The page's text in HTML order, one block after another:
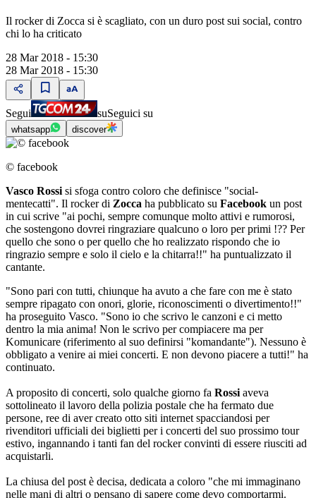
Il rocker di Zocca si è scagliato, con un duro post sui social, contro
chi lo ha criticato
28 Mar 2018 - 15:30
28 Mar 2018 - 15:30
Segui suSeguici su
whatsapp discover
© facebook
Vasco Rossi si sfoga contro coloro che definisce "social-
mentecatti". Il rocker di Zocca ha pubblicato su Facebook un post
in cui scrive "ai pochi, sempre comunque molto attivi e rumorosi,
che sostengono dovrei ringraziare qualcuno o loro per primi !?? Per
quello che sono o per quello che ho realizzato rispondo che io
ringrazio sempre e solo il cielo e la chitarra!!" ha puntualizzato il
cantante.
"Sono pari con tutti, chiunque ha avuto a che fare con me è stato
sempre ripagato con onori, glorie, riconoscimenti o divertimento!!"
ha proseguito Vasco. "Sono io che scrivo le canzoni e ci metto
dentro la mia anima! Non le scrivo per compiacere ma per
Komunicare (riferimento al suo definirsi "komandante"). Nessuno è
obbligato a venire ai miei concerti. E non devono piacere a tutti!" ha
continuato.
A proposito di concerti, solo qualche giorno fa Rossi aveva
sottolineato il lavoro della polizia postale che ha fermato due
persone, ree di aver creato otto siti internet spacciandosi per
rivenditori ufficiali dei biglietti per i concerti del suo prossimo tour
estivo, ingannando i tanti fan del rocker convinti di essere riusciti ad
acquistarli.
La chiusa del post è decisa, dedicata a coloro "che mi immaginano
nelle mani di altri o pensano di sapere come devo comportarmi.